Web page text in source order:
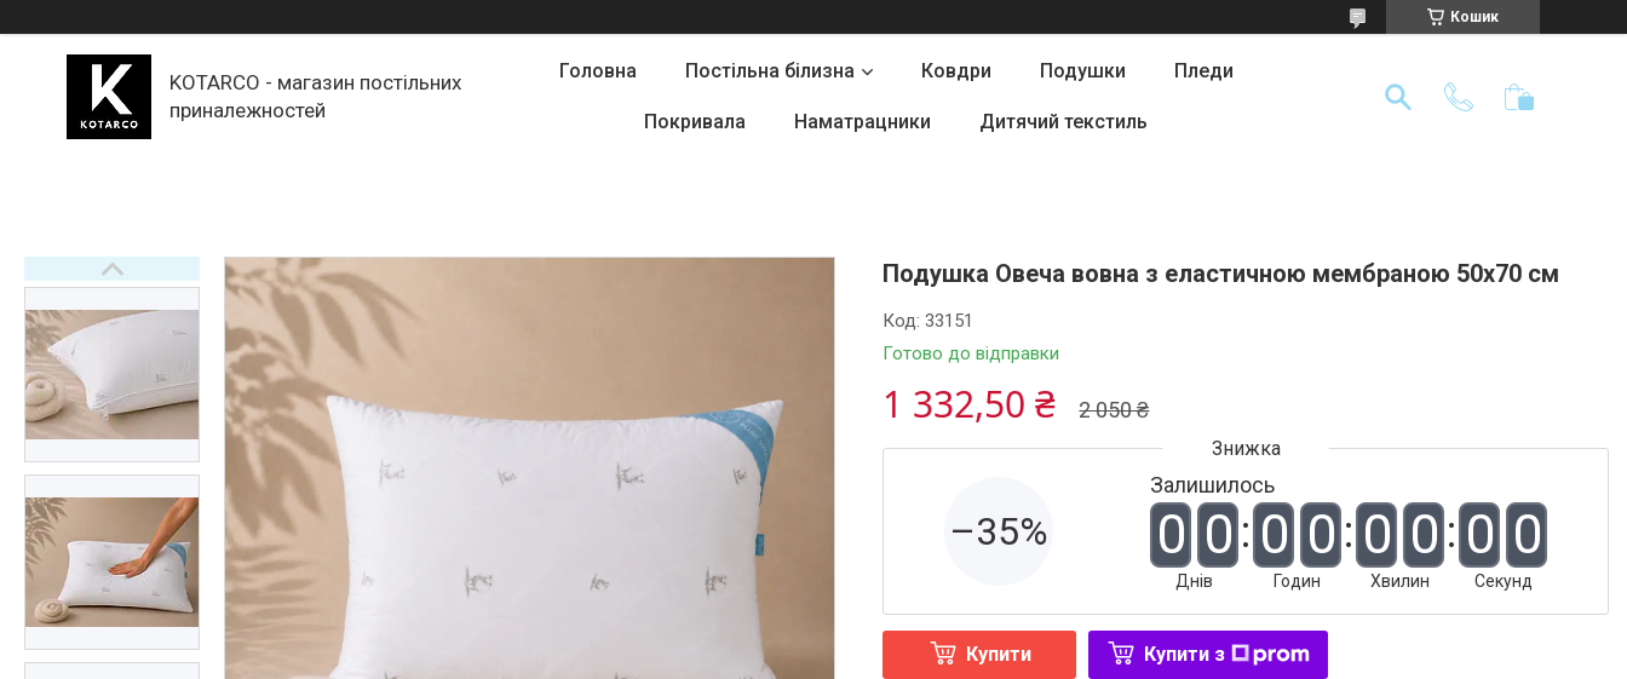
Кошик
KOTARCO - магазин постільних
приналежностей
Головна Постільна білизна Ковдри Подушки Пледи
Покривала Наматрацники Дитячий текстиль
Подушка Овеча вовна з еластичною мембраною 50х70 см
Готово до відправки
Код:33151
2 050 ₴
1 332,50 ₴
–35%
Залишилось
0 0
Днів
0 0
Годин
0 0
Хвилин
0 0
Секунд
Купити Купити з